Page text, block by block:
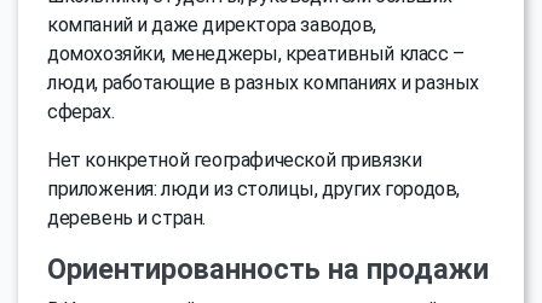
компаний и даже директора заводов,
домохозяйки, менеджеры, креативный класс –
люди, работающие в разных компаниях и разных
сферах.
Нет конкретной географической привязки
приложения: люди из столицы, других городов,
деревень и стран.
Ориентированность на продажи